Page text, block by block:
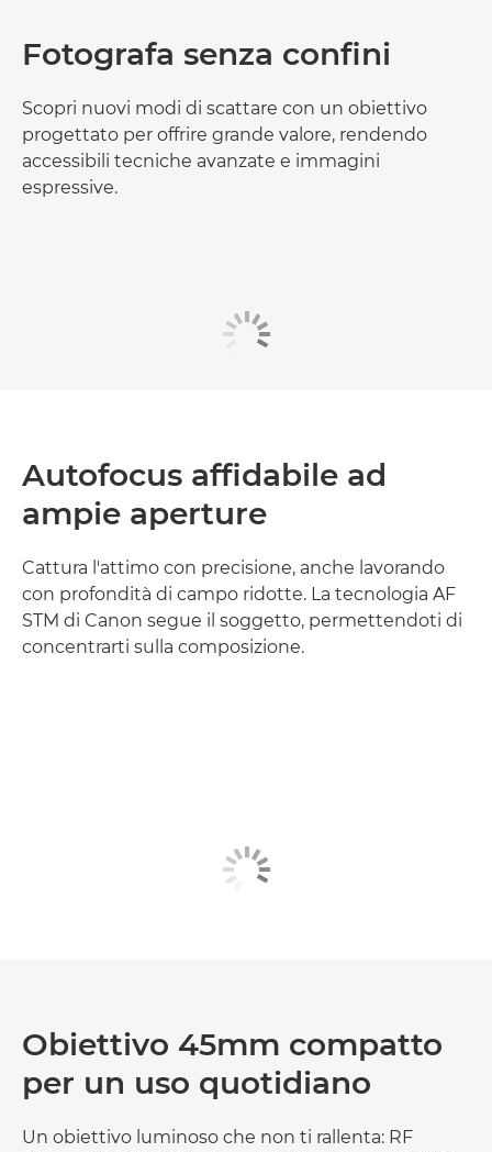
Fotografa senza confini
Scopri nuovi modi di scattare con un obiettivo
progettato per offrire grande valore, rendendo
accessibili tecniche avanzate e immagini
espressive.
Autofocus affidabile ad
ampie aperture
Cattura l'attimo con precisione, anche lavorando
con profondità di campo ridotte. La tecnologia AF
STM di Canon segue il soggetto, permettendoti di
concentrarti sulla composizione.
Obiettivo 45mm compatto
per un uso quotidiano
Un obiettivo luminoso che non ti rallenta: RF